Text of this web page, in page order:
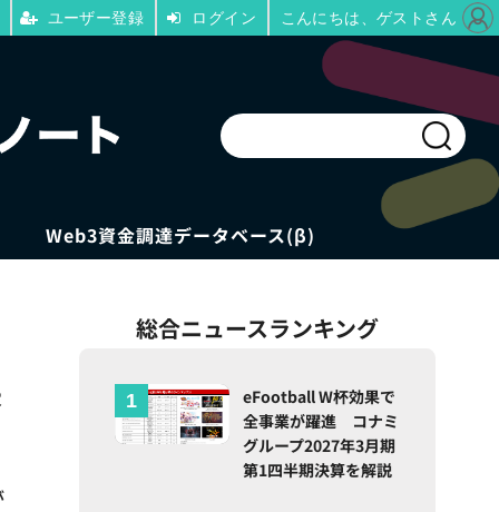
Web3資金調達データベース(β)
総合ニュースランキング
eFootball W杯効果で
全事業が躍進 コナミ
グループ2027年3月期
第1四半期決算を解説
ユーザー登録 ログイン こんにちは、ゲストさん